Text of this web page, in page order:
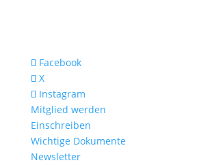
Facebook
X
Instagram
Mitglied werden
Einschreiben
Wichtige Dokumente
Newsletter